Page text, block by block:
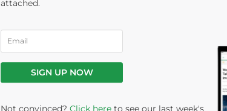
attached.
SIGN UP NOW
Not convinced? Click here to see our last week's